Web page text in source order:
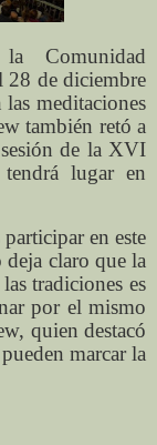
Comunidad
28 de diciembre
meditaciones
también retó a
de la XVI
lugar en
en este
claro que la
tradiciones es
por el mismo
quien destacó
marcar la